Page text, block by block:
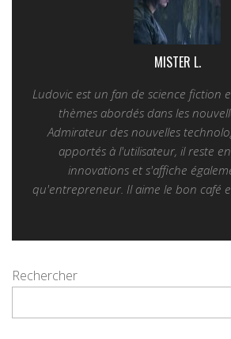
MISTER L.
Ludovic est un fan de science fiction
thèmes abordés dans les
Admirateur des nouvelles
apportés à l'utilisateur, il reste
innovations et s'affiche
qu'entrepreneur. Il aime le bon café
Rechercher